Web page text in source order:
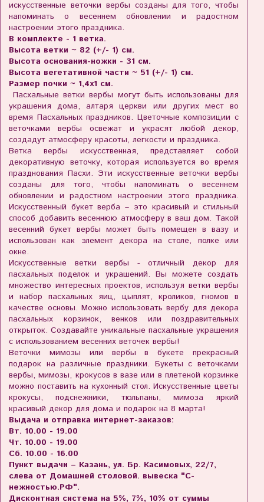
искусственные веточки вербы созданы для того, чтобы
напоминать о весеннем обновлении и радостном
настроении этого праздника.
В комплекте - 1 ветка.
Высота ветки ~ 82 (+/- 1) см.
Высота основания-ножки - 31 см.
Высота вегетативной части ~ 51 (+/- 1) см.
Размер почки ~ 1,4х1 см.
Пасхальные ветки вербы могут быть использованы для
украшения дома, алтаря церкви или других мест во
время Пасхальных праздников. Цветочные композиции с
веточками вербы освежат и украсят любой декор,
создадут атмосферу красоты, легкости и праздника.
Ветка вербы искусственная, представляет собой
декоративную веточку, которая используется во время
празднования Пасхи. Эти искусственные веточки вербы
созданы для того, чтобы напоминать о весеннем
обновлении и радостном настроении этого праздника.
Искусственный букет верба – это красивый и стильный
способ добавить весеннюю атмосферу в ваш дом. Такой
весенний букет вербы может быть помещен в вазу и
использован как элемент декора на столе, полке или
окне.
Искусственные ветки вербы - отличный декор для
пасхальных поделок и украшений. Вы можете создать
множество интересных проектов, используя ветки вербы
и набор пасхальных яиц, цыплят, кроликов, гномов в
качестве основы. Можно использовать вербу для декора
пасхальных корзинок, венков или поздравительных
открыток. Создавайте уникальные пасхальные украшения
с использованием весенних веточек вербы!
Веточки мимозы или вербы в букете прекрасный
подарок на различные праздники. Букеты с веточками
вербы, мимозы, крокусов в вазе или в плетеной корзинке
можно поставить на кухонный стол. Искусственные цветы
крокусы, подснежники, тюльпаны, мимоза яркий
красивый декор для дома и подарок на 8 марта!
Выдача и отправка интернет-заказов:
Вт. 10.00 - 19.00
Чт. 10.00 - 19.00
Сб. 10.00 - 16.00
Пункт выдачи – Казань, ул. Бр. Касимовых, 22/7,
слева от Домашней столовой. вывеска "С-
нежностью.РФ".
Дисконтная система на 5%, 7%, 10% от суммы